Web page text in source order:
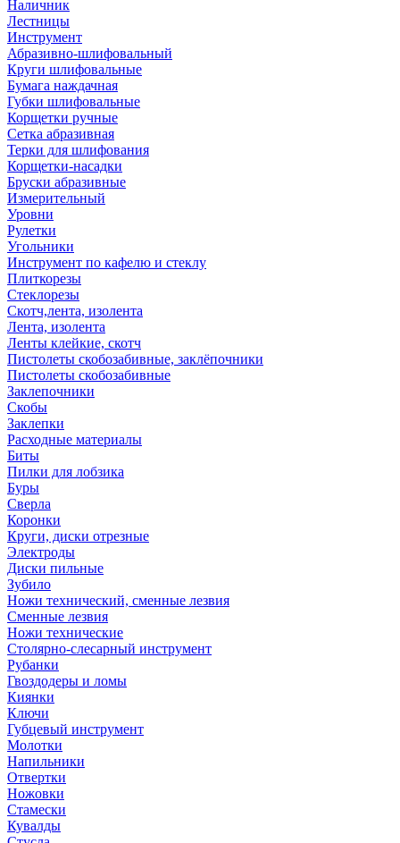
Наличник
Лестницы
Инструмент
Абразивно-шлифовальный
Круги шлифовальные
Бумага наждачная
Губки шлифовальные
Корщетки ручные
Сетка абразивная
Терки для шлифования
Корщетки-насадки
Бруски абразивные
Измерительный
Уровни
Рулетки
Угольники
Инструмент по кафелю и стеклу
Плиткорезы
Стеклорезы
Скотч,лента, изолента
Лента, изолента
Ленты клейкие, скотч
Пистолеты скобозабивные, заклёпочники
Пистолеты скобозабивные
Заклепочники
Скобы
Заклепки
Расходные материалы
Биты
Пилки для лобзика
Буры
Сверла
Коронки
Круги, диски отрезные
Электроды
Диски пильные
Зубило
Ножи технический, сменные лезвия
Сменные лезвия
Ножи технические
Столярно-слесарный инструмент
Рубанки
Гвоздодеры и ломы
Киянки
Ключи
Губцевый инструмент
Молотки
Напильники
Отвертки
Ножовки
Стамески
Кувалды